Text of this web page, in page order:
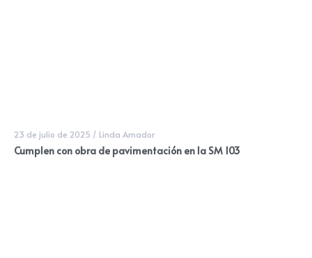
23 de julio de 2025 / Linda Amador
Cumplen con obra de pavimentación en la SM 103